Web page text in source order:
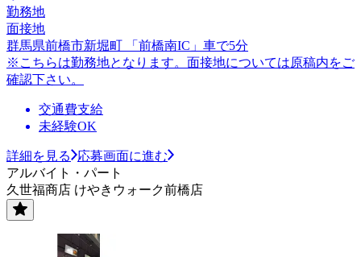
勤務地
面接地
群馬県前橋市新堀町 「前橋南IC」車で5分
※こちらは勤務地となります。面接地については原稿内をご
確認下さい。
交通費支給
未経験OK
詳細を見る
応募画面に進む
アルバイト・パート
久世福商店 けやきウォーク前橋店